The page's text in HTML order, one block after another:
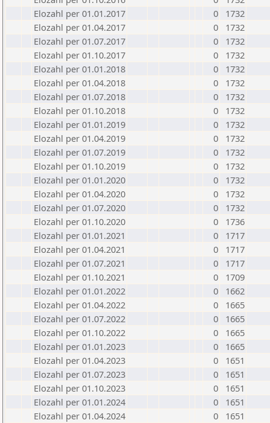
Elozahl per 01.01.2017
0
1732
Elozahl per 01.04.2017
0
1732
Elozahl per 01.07.2017
0
1732
Elozahl per 01.10.2017
0
1732
Elozahl per 01.01.2018
0
1732
Elozahl per 01.04.2018
0
1732
Elozahl per 01.07.2018
0
1732
Elozahl per 01.10.2018
0
1732
Elozahl per 01.01.2019
0
1732
Elozahl per 01.04.2019
0
1732
Elozahl per 01.07.2019
0
1732
Elozahl per 01.10.2019
0
1732
Elozahl per 01.01.2020
0
1732
Elozahl per 01.04.2020
0
1732
Elozahl per 01.07.2020
0
1732
Elozahl per 01.10.2020
0
1736
Elozahl per 01.01.2021
0
1717
Elozahl per 01.04.2021
0
1717
Elozahl per 01.07.2021
0
1717
Elozahl per 01.10.2021
0
1709
Elozahl per 01.01.2022
0
1662
Elozahl per 01.04.2022
0
1665
Elozahl per 01.07.2022
0
1665
Elozahl per 01.10.2022
0
1665
Elozahl per 01.01.2023
0
1665
Elozahl per 01.04.2023
0
1651
Elozahl per 01.07.2023
0
1651
Elozahl per 01.10.2023
0
1651
Elozahl per 01.01.2024
0
1651
Elozahl per 01.04.2024
0
1651